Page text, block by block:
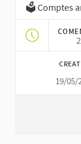
🗳️ Comptes
CREAT
19/05/